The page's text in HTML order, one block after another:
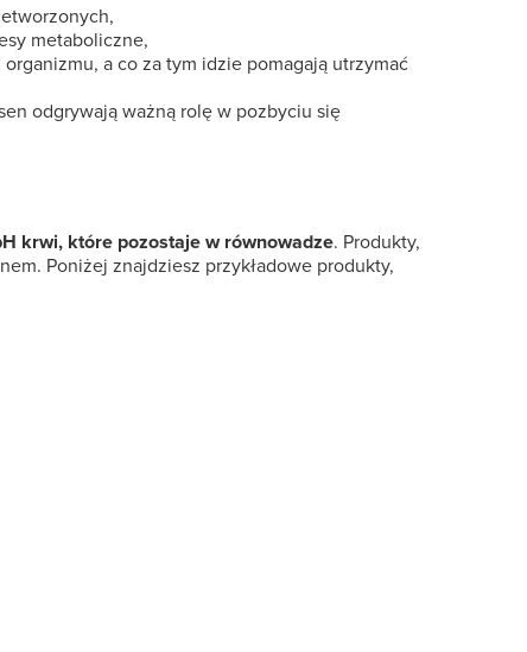
metaboliczne,
a co za tym idzie pomagają utrzymać
odgrywają ważną rolę w pozbyciu się
krwi, które pozostaje w równowadze. Produkty,
Poniżej znajdziesz przykładowe produkty,